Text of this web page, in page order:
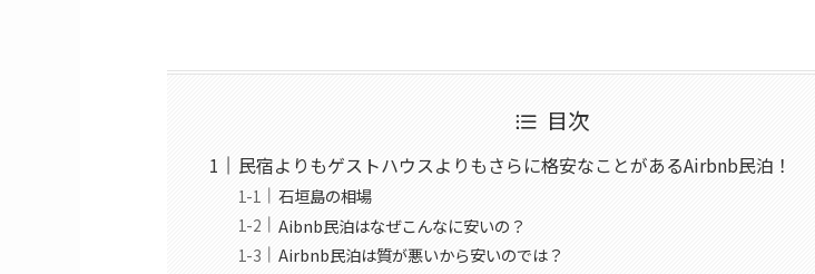
目次
民宿よりもゲストハウスよりもさらに格安なことがあるAirbnb民泊！
石垣島の相場
Aibnb民泊はなぜこんなに安いの？
Airbnb民泊は質が悪いから安いのでは？